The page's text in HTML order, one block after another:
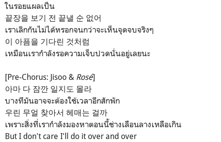
ในรอยแผลเป็น
끝장을 보기 전 끝낼 순 없어
เราเลิกกันไม่ได้หรอกจนกว่าจะเห็นจุดจบจริงๆ
이 아픔을 기다린 것처럼
เหมือนเรากำลังรอความเจ็บปวดนั่นอยู่เลยนะ
[Pre-Chorus: Jisoo & Rosé]
아마 다 잠깐 일지도 몰라
บางทีมันอาจจะต้องใช้เวลาอีกสักพัก
우린 무얼 찾아서 헤매는 걸까
เพราะสิ่งที่เรากำลังมองหาตอนนี้ช่างเลือนลางเหลือเกิน
But I don't care I'll do it over and over